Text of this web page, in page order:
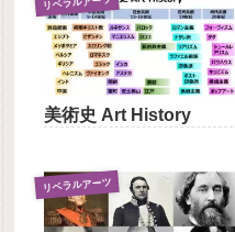
美術史 Art History
リベラルアーツ